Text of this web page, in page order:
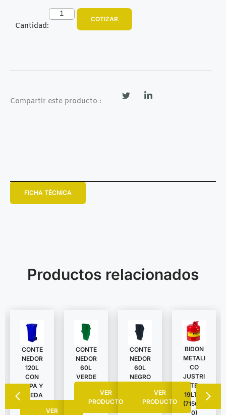
Cantidad:
COTIZAR
Compartir este producto :
FICHA TÉCNICA
Productos relacionados
CONTE
NEDOR
120L
CON
TAPA Y
RUEDA
VER
CONTE
NEDOR
60L
VERDE
VER
PRODUCTO
CONTE
NEDOR
60L
NEGRO
VER
PRODUCTO
BIDON
METALI
CO
JUSTRI
TE
19LTS.
(715010
0)